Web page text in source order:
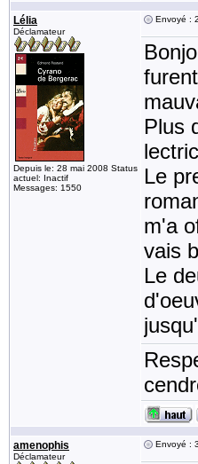
Lélia
Déclamateur
Depuis le: 28 mai 2008 Status
actuel: Inactif
Messages: 1550
Envoyé :
Plus
Le
m'a
vais
Le
amenophis
Déclamateur
Envoyé :